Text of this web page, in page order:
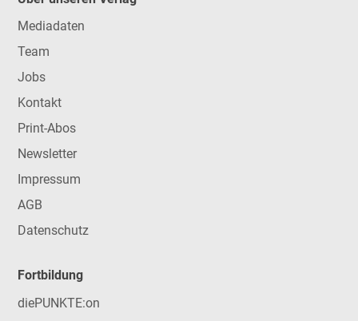
Mediadaten
Team
Jobs
Kontakt
Print-Abos
Newsletter
Impressum
AGB
Datenschutz
Fortbildung
diePUNKTE:on